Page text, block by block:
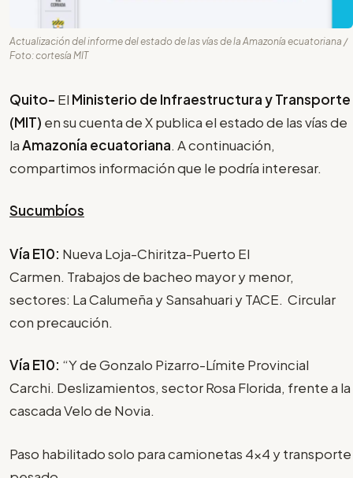
Actualización del informe del estado de las vías de la Amazonía ecuatoriana /
Foto: cortesía MIT
Quito- El Ministerio de Infraestructura y Transporte
(MIT) en su cuenta de X publica el estado de las vías de
laAmazonía ecuatoriana. A continuación,
compartimos información que le podría interesar.
Sucumbíos
Vía E10: Nueva Loja-Chiritza-Puerto El
Carmen. Trabajos de bacheo mayor y menor,
sectores: La Calumeña y Sansahuari y TACE. Circular
con precaución.
Vía E10: “Y de Gonzalo Pizarro-Límite Provincial
Carchi. Deslizamientos, sector Rosa Florida, frente a la
cascada Velo de Novia.
Paso habilitado solo para camionetas 4x4 y transporte